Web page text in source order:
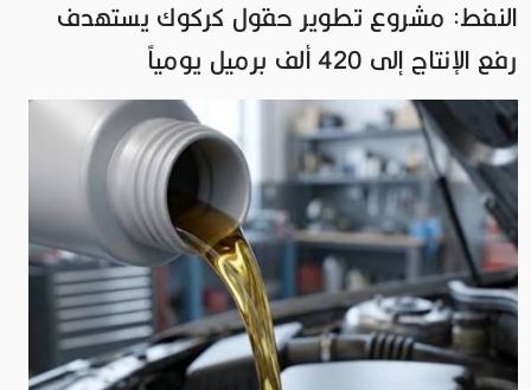
النفط: مشروع تطوير حقول كركوك يستهدف
رفع الإنتاج إلى 420 ألف برميل يومياً